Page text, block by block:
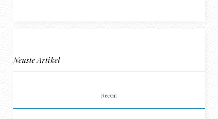
Neuste Artikel
Recent